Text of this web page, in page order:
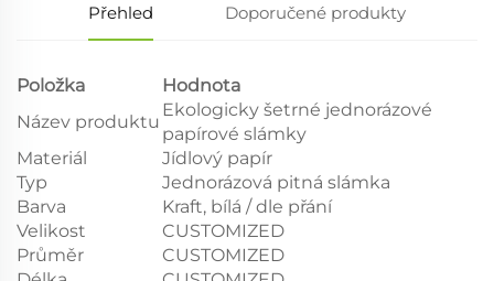
Přehled Doporučené produkty
Položka
Hodnota
Název produktu
Ekologicky šetrné jednorázové
papírové slámky
Materiál
Jídlový papír
Typ
Jednorázová pitná slámka
Barva
Kraft, bílá / dle přání
Velikost
CUSTOMIZED
Průměr
CUSTOMIZED